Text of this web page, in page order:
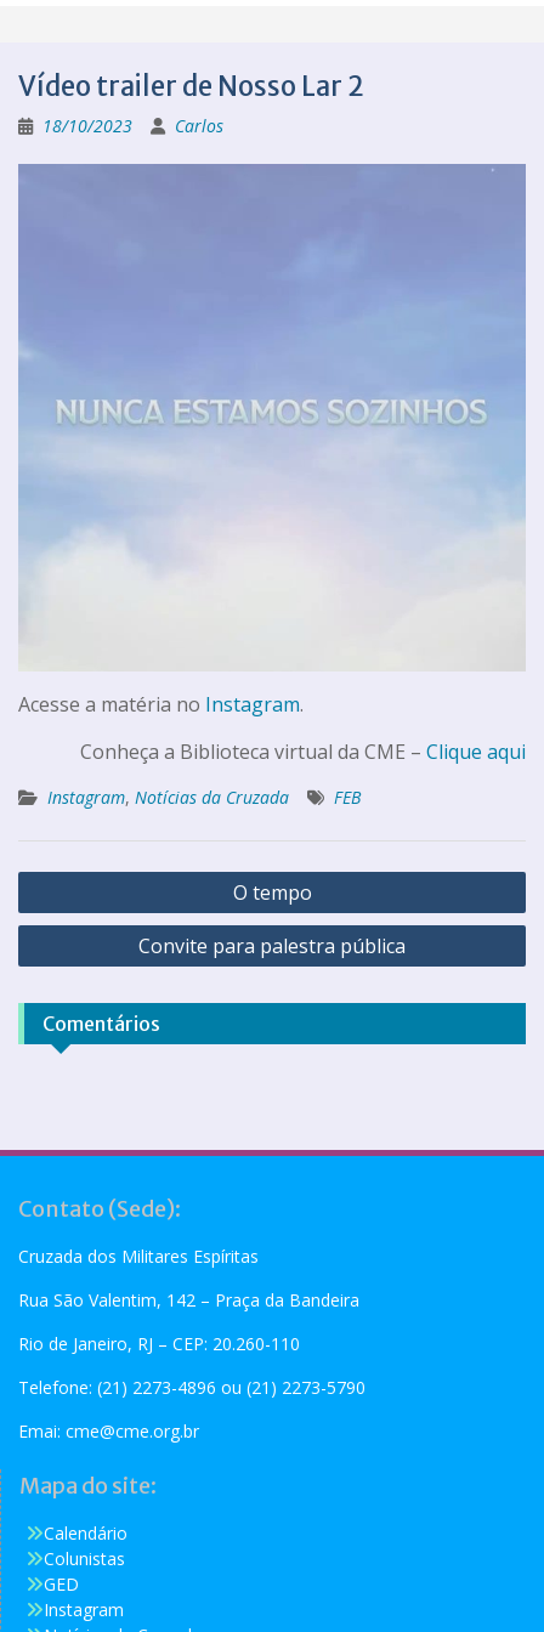
Vídeo trailer de Nosso Lar 2
18/10/2023 Carlos
Acesse a matéria no Instagram.
Conheça a Biblioteca virtual da CME – Clique aqui
Instagram, Notícias da Cruzada FEB
O tempo
Convite para palestra pública
Comentários
Contato (Sede):
Cruzada dos Militares Espíritas
Rua São Valentim, 142 – Praça da Bandeira
Rio de Janeiro, RJ – CEP: 20.260-110
Telefone: (21) 2273-4896 ou (21) 2273-5790
Emai: cme@cme.org.br
Mapa do site:
Calendário
Colunistas
GED
Instagram